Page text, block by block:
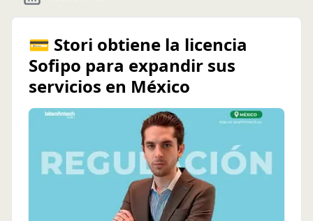
💳 Stori obtiene la licencia
Sofipo para expandir sus
servicios en México